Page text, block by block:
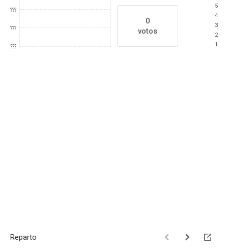
???
???
???
0
votos
5
4
3
2
1
Reparto